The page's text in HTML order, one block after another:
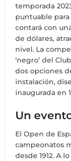
temporada
puntuable para
contará con
de dólares,
nivel. La
‘negro’ del
dos opciones
instalación,
inaugurada en
Un
El Open de
campeonatos
desde 1912. A